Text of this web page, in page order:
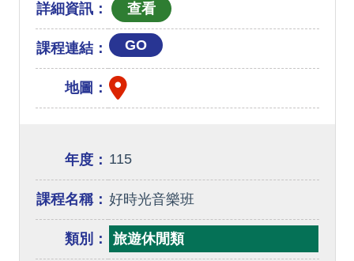
詳細資訊：
課程連結： GO
地圖：
年度： 115
課程名稱： 好時光音樂班
類別： 旅遊休閒類